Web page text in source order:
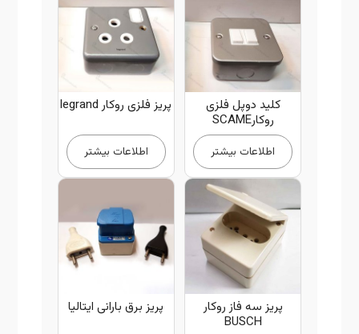
کلید دوپل فلزی
روکارSCAME
اطلاعات بیشتر
پریز فلزی روکار legrand
اطلاعات بیشتر
پریز سه فاز روکار
BUSCH
پریز برق بارانی ایتالیا